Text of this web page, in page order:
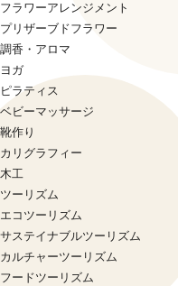
フラワーアレンジメント
プリザーブドフラワー
調香・アロマ
ヨガ
ピラティス
ベビーマッサージ
靴作り
カリグラフィー
木工
ツーリズム
エコツーリズム
サステイナブルツーリズム
カルチャーツーリズム
フードツーリズム